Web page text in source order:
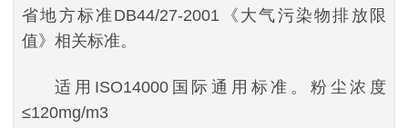
省地方标准DB44/27-2001《大气污染物排放限
值》相关标准。
适用ISO14000国际通用标准。粉尘浓度
≤120mg/m3